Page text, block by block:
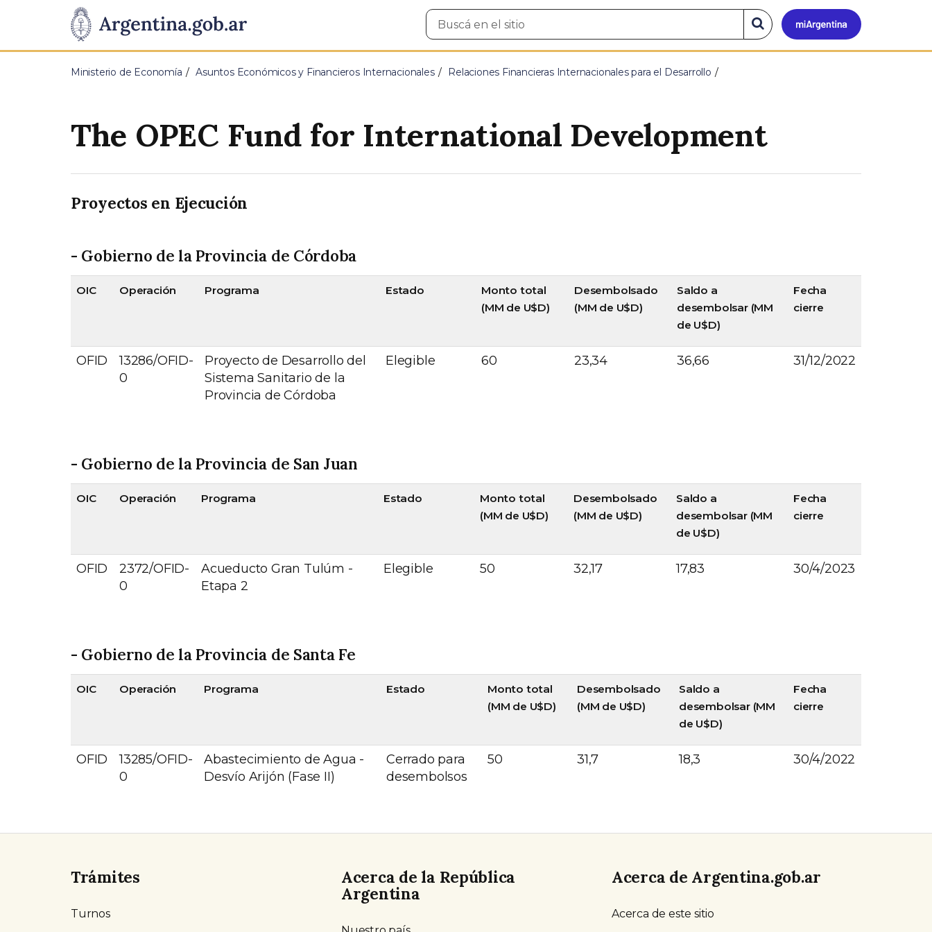
Presidencia
de
Pasar al contenido principal
Mi
Buscar
en
Buscar
en
el
Ministerio de Economía Asuntos Económicos y Financieros Internacionales Relaciones Financieras Internacionales para el Desarrollo
The OPEC Fund for International Development
Proyectos en Ejecución
- Gobierno de la Provincia de Córdoba
OIC Operación Programa Estado
Monto total
(MM de U$D)
Desembolsado
(MM de U$D)
Saldo a
desembolsar (MM
de U$D)
Fecha
cierre
OFID
13286/OFID-
0
Proyecto de Desarrollo del
Sistema Sanitario de la
Provincia de Córdoba
Elegible 60 23,34 36,66 31/12/2022
- Gobierno de la Provincia de San Juan
OIC Operación Programa Estado
Monto total
(MM de U$D)
Desembolsado
(MM de U$D)
Saldo a
desembolsar (MM
de U$D)
Fecha
cierre
OFID
2372/OFID-
0
Acueducto Gran Tulúm -
Etapa 2
Elegible 50 32,17 17,83 30/4/2023
- Gobierno de la Provincia de Santa Fe
OIC Operación Programa Estado
Monto total
(MM de U$D)
Desembolsado
(MM de U$D)
Saldo a
desembolsar (MM
de U$D)
Fecha
cierre
OFID
13285/OFID-
0
Abastecimiento de Agua -
Desvío Arijón (Fase II)
Cerrado para
desembolsos
50 31,7 18,3 30/4/2022
Trámites
Turnos
Acerca de la República
Argentina
Acerca de Argentina.gob.ar
Acerca de este sitio